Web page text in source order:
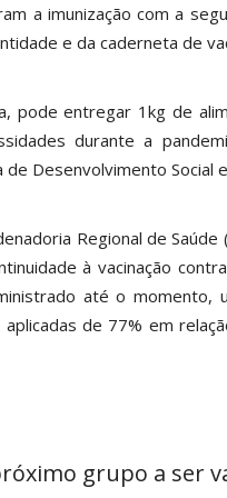
a imunização com a
e da caderneta de
pode entregar 1kg de
durante a
Desenvolvimento Social
Regional de Saúde
à vacinação
até o
de 77% em
grupo a ser